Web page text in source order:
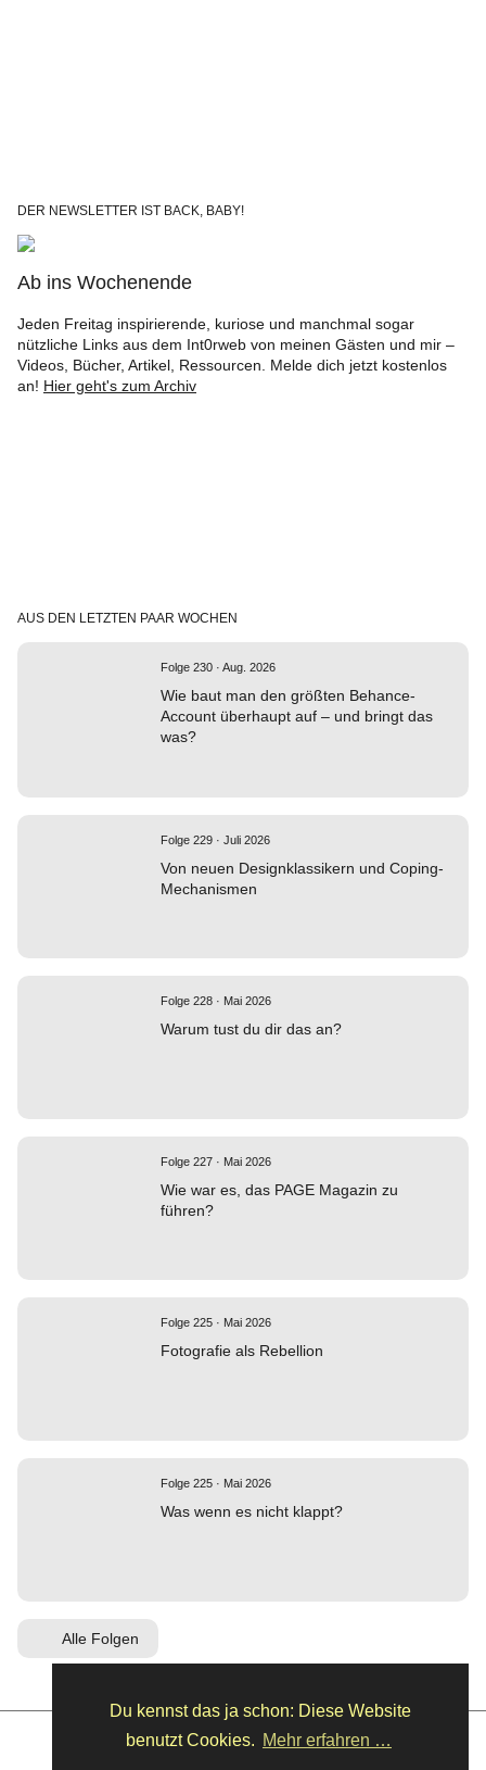
Du kennst das ja schon: Diese Website
benutzt Cookies. Mehr erfahren …
DER NEWSLETTER IST BACK, BABY!
Ab ins Wochenende
Jeden Freitag inspirierende, kuriose und manchmal sogar
nützliche Links aus dem Int0rweb von meinen Gästen und mir –
Videos, Bücher, Artikel, Ressourcen. Melde dich jetzt kostenlos
an! Hier geht's zum Archiv
AUS DEN LETZTEN PAAR WOCHEN
Folge 230 · Aug. 2026
Wie baut man den größten Behance-
Account überhaupt auf – und bringt das
was?
Folge 229 · Juli 2026
Von neuen Designklassikern und Coping-
Mechanismen
Folge 228 · Mai 2026
Warum tust du dir das an?
Folge 227 · Mai 2026
Wie war es, das PAGE Magazin zu
führen?
Folge 225 · Mai 2026
Fotografie als Rebellion
Folge 225 · Mai 2026
Was wenn es nicht klappt?
Alle Folgen